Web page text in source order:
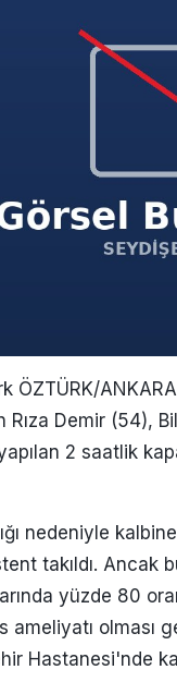
ÖZTÜRK/
Rıza Demir (54),
2 saatlik
nedeniyle
takıldı. Ancak
yüzde 80
ameliyatı olması
Hastanesi'nde